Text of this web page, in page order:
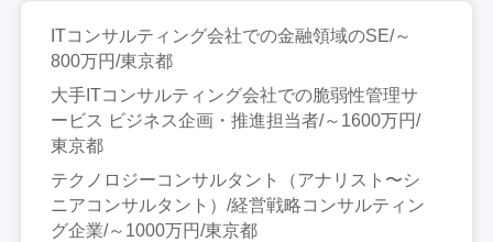
ITコンサルティング会社での金融領域のSE/～
800万円/東京都
大手ITコンサルティング会社での脆弱性管理サ
ービス ビジネス企画・推進担当者/～1600万円/
東京都
テクノロジーコンサルタント（アナリスト〜シ
ニアコンサルタント）/経営戦略コンサルティン
グ企業/～1000万円/東京都